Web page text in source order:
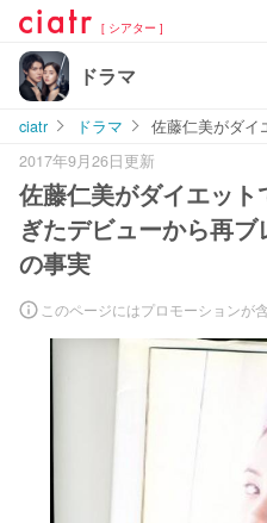
[ シアター ]
ドラマ
ciatr ドラマ
佐藤仁美がダイ
2017年9月26日更新
佐藤仁美がダイエッ
ぎたデビューから再
の事実
このページにはプロモーションが